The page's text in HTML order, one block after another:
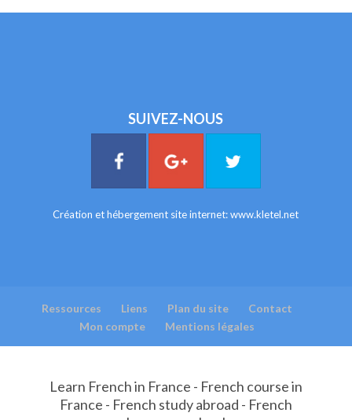
SUIVEZ-NOUS
Création et hébergement site internet:www.kletel.net
Ressources Liens Plan du site
Contact
Mon compte
Mentions légales
Learn French in France - French course in
France - French study abroad - French